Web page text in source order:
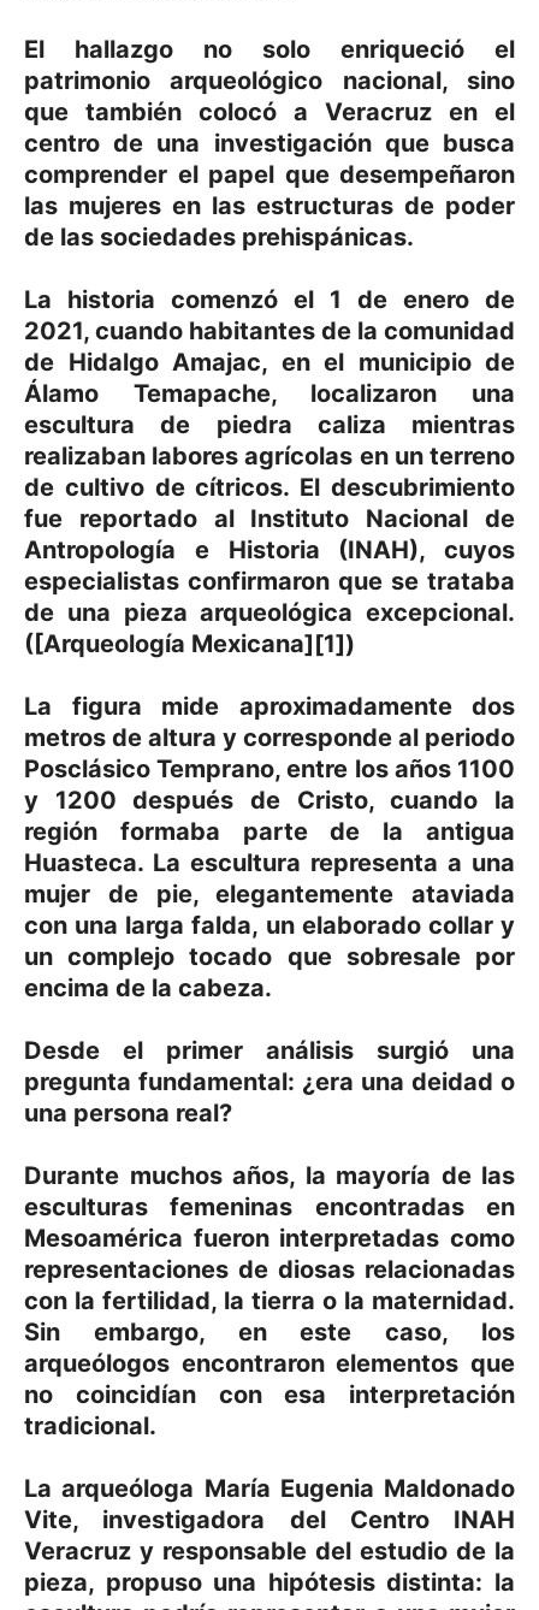
El hallazgo no solo enriqueció el
patrimonio arqueológico nacional, sino
que también colocó a Veracruz en el
centro de una investigación que busca
comprender el papel que desempeñaron
las mujeres en las estructuras de poder
de las sociedades prehispánicas.
La historia comenzó el 1 de enero de
2021, cuando habitantes de la comunidad
de Hidalgo Amajac, en el municipio de
Álamo Temapache, localizaron una
escultura de piedra caliza mientras
realizaban labores agrícolas en un terreno
de cultivo de cítricos. El descubrimiento
fue reportado al Instituto Nacional de
Antropología e Historia (INAH), cuyos
especialistas confirmaron que se trataba
de una pieza arqueológica excepcional.
([Arqueología Mexicana][1])
La figura mide aproximadamente dos
metros de altura y corresponde al periodo
Posclásico Temprano, entre los años 1100
y 1200 después de Cristo, cuando la
región formaba parte de la antigua
Huasteca. La escultura representa a una
mujer de pie, elegantemente ataviada
con una larga falda, un elaborado collar y
un complejo tocado que sobresale por
encima de la cabeza.
Desde el primer análisis surgió una
pregunta fundamental: ¿era una deidad o
una persona real?
Durante muchos años, la mayoría de las
esculturas femeninas encontradas en
Mesoamérica fueron interpretadas como
representaciones de diosas relacionadas
con la fertilidad, la tierra o la maternidad.
Sin embargo, en este caso, los
arqueólogos encontraron elementos que
no coincidían con esa interpretación
tradicional.
La arqueóloga María Eugenia Maldonado
Vite, investigadora del Centro INAH
Veracruz y responsable del estudio de la
pieza, propuso una hipótesis distinta: la